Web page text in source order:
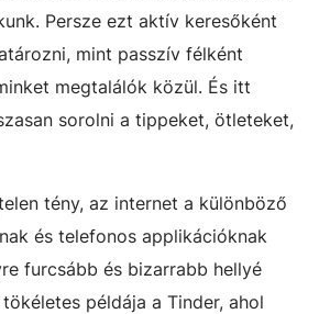
Persze ezt aktív keresőként
mint passzív félként
megtalálók közül. És itt
sorolni a tippeket, ötleteket,
tény, az internet a különböző
és telefonos applikációknak
furcsább és bizarrabb hellyé
példája a Tinder, ahol